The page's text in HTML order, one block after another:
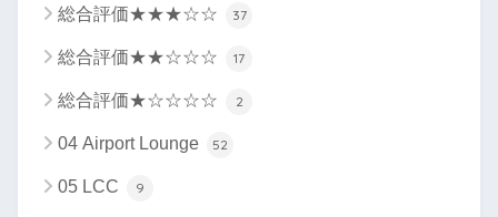
総合評価★★★☆☆ 37
総合評価★★☆☆☆ 17
総合評価★☆☆☆☆ 2
04 Airport Lounge 52
05 LCC 9